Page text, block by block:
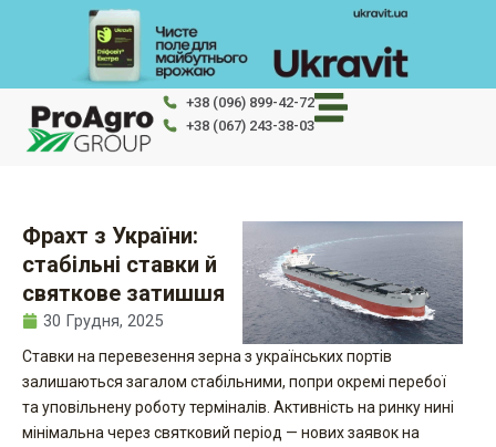
+38 (096) 899-42-72
+38 (067) 243-38-03
Фрахт з України:
стабільні ставки й
святкове затишшя
30 Грудня, 2025
Ставки на перевезення зерна з українських портів
залишаються загалом стабільними, попри окремі перебої
та уповільнену роботу терміналів. Активність на ринку нині
мінімальна через святковий період — нових заявок на